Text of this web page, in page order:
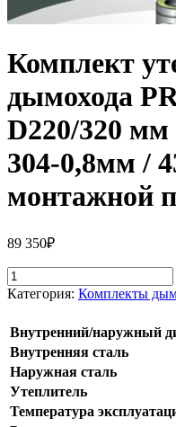
Комплект
дымохода
D220/320
304-0,8мм /
монтажной
89 350₽
Категория: Комплекты
Внутренний/наружный
Внутренняя сталь
Наружная сталь
Утеплитель
Температура